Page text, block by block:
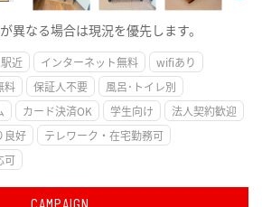
異なる場合は現況を優先します。
駅近 インターネット無料
wifiあり
料 保証人不要
風呂･トイレ別
カード決済OK 学生向け
法人契約歓迎
良好
テレワーク・在宅勤務可
可
CAMPAIGN